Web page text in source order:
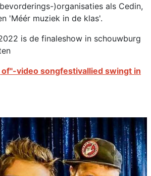
)organisaties als Cedin,
'Méér muziek in de klas'.
is de finaleshow in schouwburg
of"-video songfestivallied swingt in